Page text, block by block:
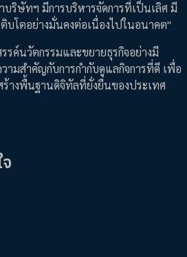
ริษัทฯ มีการบริหารจัดการที่เป็นเลิศ มี
บโตอย่างมั่นคงต่อเนื่องไปในอนาคต"
รค์นวัตกรรมและขยายธุรกิจอย่างมี
มสำคัญกับการกำกับดูแลกิจการที่ดี เพื่อ
ร้างพื้นฐานดิจิทัลที่ยั่งยืนของประเทศ